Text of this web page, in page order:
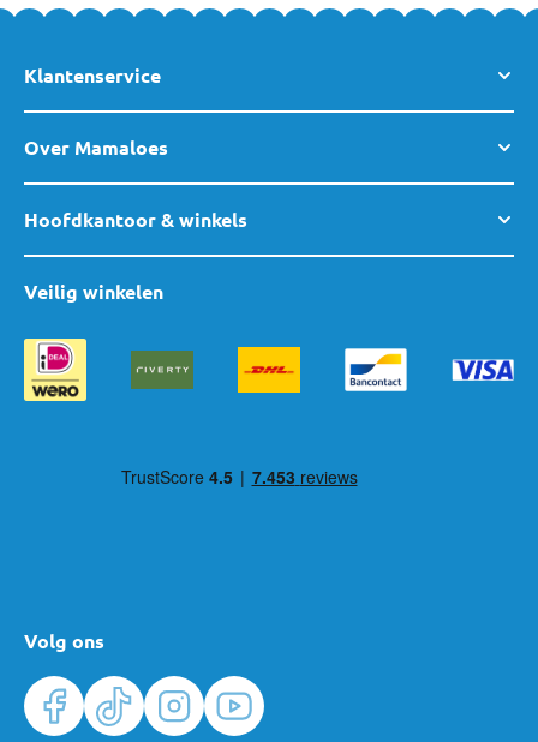
Klantenservice
Over Mamaloes
Hoofdkantoor & winkels
Volg ons
Veilig winkelen